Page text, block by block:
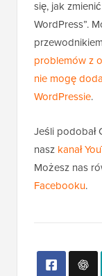
się, jak
WordPress”.
problemów z
nie mogę
WordPressie.
Jeśli podobał
nasz kanał
Możesz nas
Facebooku.